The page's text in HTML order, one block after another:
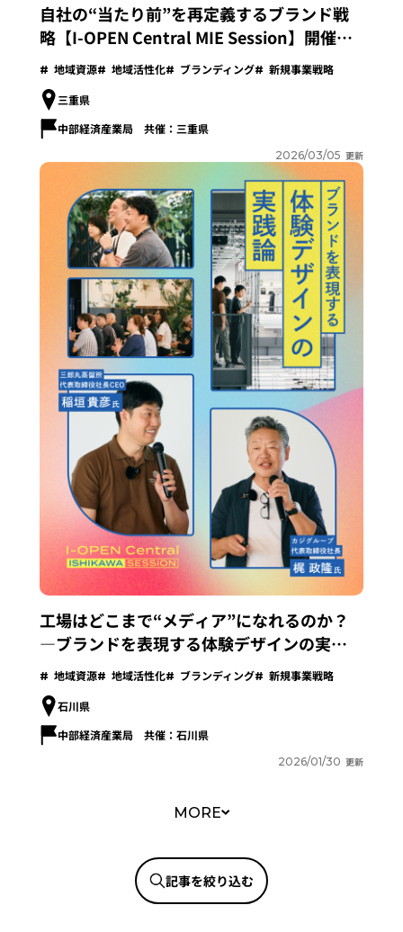
自社の“当たり前”を再定義するブランド戦
略【I-OPEN Central MIE Session】開催レ
ポート
地域資源 地域活性化 ブランディング 新規事業戦略
三重県
中部経済産業局 共催：三重県
2026/03/05 更新
工場はどこまで“メディア”になれるのか？
―ブランドを表現する体験デザインの実践
論― 【I-OPEN Central ISHIKAWA
Session】開催レポート
地域資源 地域活性化 ブランディング 新規事業戦略
石川県
中部経済産業局 共催：石川県
2026/01/30 更新
MORE
記事を絞り込む